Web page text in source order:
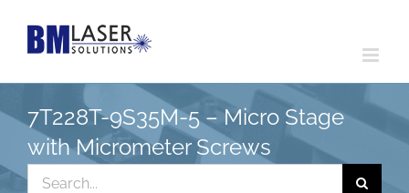
7T228T-9S35M-5 – Micro Stage
with Micrometer Screws
Search
for: